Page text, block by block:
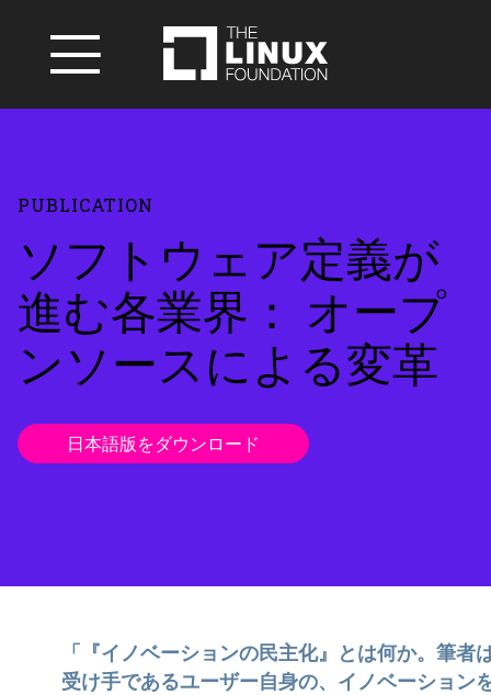
PUBLICATION
ソフトウェア定義が
進む各業界： オープ
ンソースによる変革
日本語版をダウンロード
「『イノベーションの民主化』とは何か。筆
受け手であるユーザー自身の、イノベーション